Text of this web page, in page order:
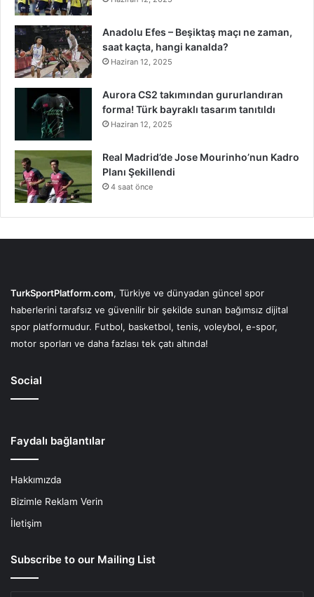
Anadolu Efes – Beşiktaş maçı ne zaman,
saat kaçta, hangi kanalda?
Haziran 12, 2025
Aurora CS2 takımından gururlandıran
forma! Türk bayraklı tasarım tanıtıldı
Haziran 12, 2025
Real Madrid’de Jose Mourinho’nun Kadro
Planı Şekillendi
4 saat önce
TurkSportPlatform.com, Türkiye ve dünyadan güncel spor
haberlerini tarafsız ve güvenilir bir şekilde sunan bağımsız dijital
spor platformudur. Futbol, basketbol, tenis, voleybol, e-spor,
motor sporları ve daha fazlası tek çatı altında!
Social
Faydalı bağlantılar
Hakkımızda
Bizimle Reklam Verin
İletişim
Subscribe to our Mailing List